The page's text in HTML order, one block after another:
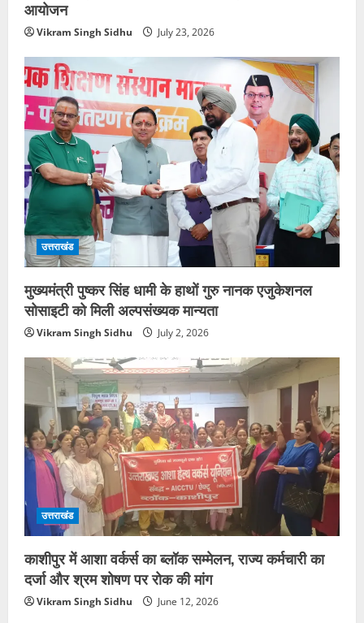
आयोजन
Vikram Singh Sidhu July 23, 2026
उत्तराखंड
मुख्यमंत्री पुष्कर सिंह धामी के हाथों गुरु नानक एजुकेशनल
सोसाइटी को मिली अल्पसंख्यक मान्यता
Vikram Singh Sidhu July 2, 2026
उत्तराखंड
काशीपुर में आशा वर्कर्स का ब्लॉक सम्मेलन, राज्य कर्मचारी का
दर्जा और श्रम शोषण पर रोक की मांग
Vikram Singh Sidhu June 12, 2026